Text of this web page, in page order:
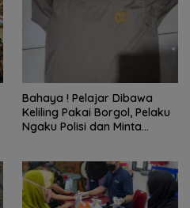
Bahaya ! Pelajar Dibawa
Keliling Pakai Borgol, Pelaku
Ngaku Polisi dan Minta